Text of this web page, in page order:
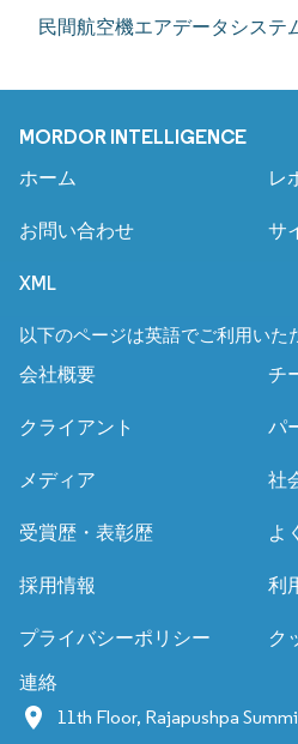
民間航空機エアデータシステ
MORDOR INTELLIGENCE
ホーム レ
お問い合わせ サ
XML
以下のページは英語でご利用いた
会社概要
チ
クライアント パ
メディア 社
受賞歴・表彰歴 よ
採用情報 利
プライバシーポリシー ク
連絡
11th Floor, Rajapushpa